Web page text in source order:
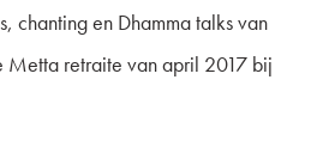
chanting en Dhamma talks van
Metta retraite van april 2017 bij